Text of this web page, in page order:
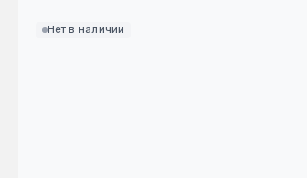
Нет в наличии